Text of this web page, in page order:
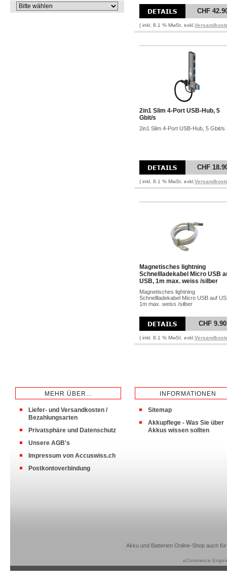
CHF
( inkl. 8.1 % MwSt. exkl.
2in1 Slim 4-Port USB-Hub, 5
Gbit/s
2in1 Slim 4-Port USB-Hub, 5 Gbit/s
CHF
( inkl. 8.1 % MwSt. exkl.
Magnetisches lightning
Schnellladekabel Micro USB
USB, 1m max. weiss /silber
Magnetisches lightning
Schnellladekabel Micro USB auf
1m max. weiss /silber
CHF 9.90
( inkl. 8.1 % MwSt. exkl.
MEHR ÜBER...
Liefer- und Versandkosten /
Bezahlungsarten
Privatsphäre und Datenschutz
Unsere AGB's
Impressum von Accuswiss.ch
Postkontoverbindung
INFORMATIONEN
Sitemap
Akkupflege - Was Sie über
Akkus wissen sollten
Akku und Batterien Online-Shop auch
eCommerce